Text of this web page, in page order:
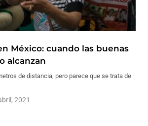
México: cuando las buenas
alcanzan
de distancia, pero parece que se trata de
2021